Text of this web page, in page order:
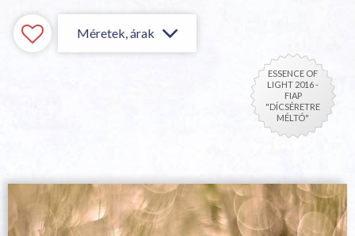
Méretek, árak
ESSENCE OF
LIGHT 2016 -
FIAP
"DÍCSÉRETRE
MÉLTÓ"